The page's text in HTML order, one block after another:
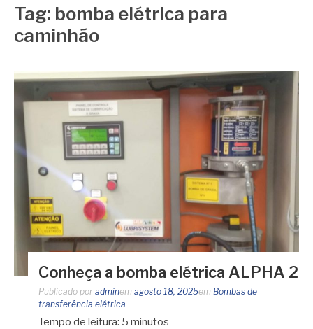
Tag: bomba elétrica para
caminhão
Conheça a bomba elétrica ALPHA 2
Publicado por adminem agosto 18, 2025em Bombas de
transferência elétrica
Tempo de leitura: 5 minutos